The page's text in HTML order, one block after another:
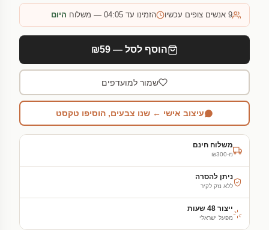
9 אנשים צופים עכשיו הזמינו עד 04:05 — משלוח היום
הוסף לסל — ₪59
שמור למועדפים
עיצוב אישי ← שנו צבעים, הוסיפו טקסט
משלוח חינם
מ-₪300
ניתן להסרה
ללא נזק לקיר
ייצור 48 שעות
מפעל ישראלי